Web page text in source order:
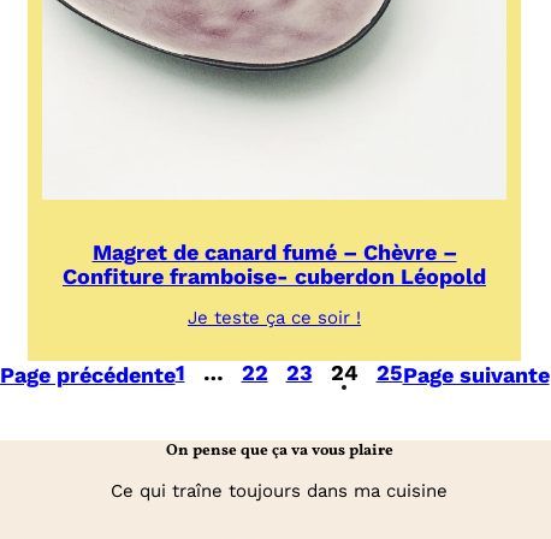
Magret de canard fumé – Chèvre –
Confiture framboise- cuberdon Léopold
Je teste ça ce soir !
de
canard
Chèvre
Confiture
Page précédente1 … 22 23 24 25Page suivante
On pense que ça va vous plaire
Ce qui traîne toujours dans ma cuisine